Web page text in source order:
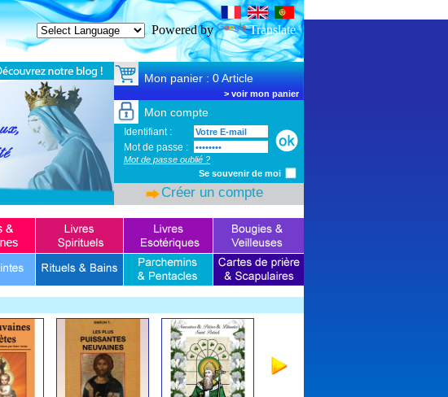
Powered by Translate
Mon panier : 0 Article
> voir mon panier
Mon compte
Identifiant :
Mot de passe :
Mot de passe oublié ?
Se souvenir de moi
Créer un compte